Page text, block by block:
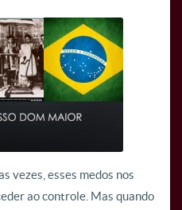
vezes, esses medos nos
ao controle. Mas quando